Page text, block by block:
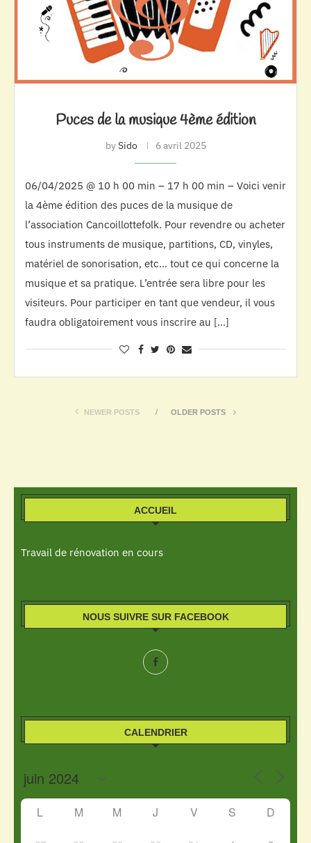
Puces de la musique 4ème édition
bySido 6 avril 2025
06/04/2025 @ 10 h 00 min – 17 h 00 min – Voici venir
la 4ème édition des puces de la musique de
l’association Cancoillottefolk. Pour revendre ou acheter
tous instruments de musique, partitions, CD, vinyles,
matériel de sonorisation, etc… tout ce qui concerne la
musique et sa pratique. L’entrée sera libre pour les
visiteurs. Pour participer en tant que vendeur, il vous
faudra obligatoirement vous inscrire au […]
NEWER POSTS OLDER POSTS
ACCUEIL
Travail de rénovation en cours
NOUS SUIVRE SUR FACEBOOK
CALENDRIER
L M M J V S D